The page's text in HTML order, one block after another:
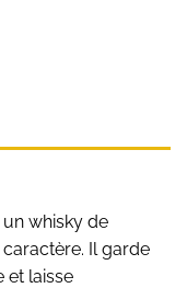
whisky de
Il garde
et laisse